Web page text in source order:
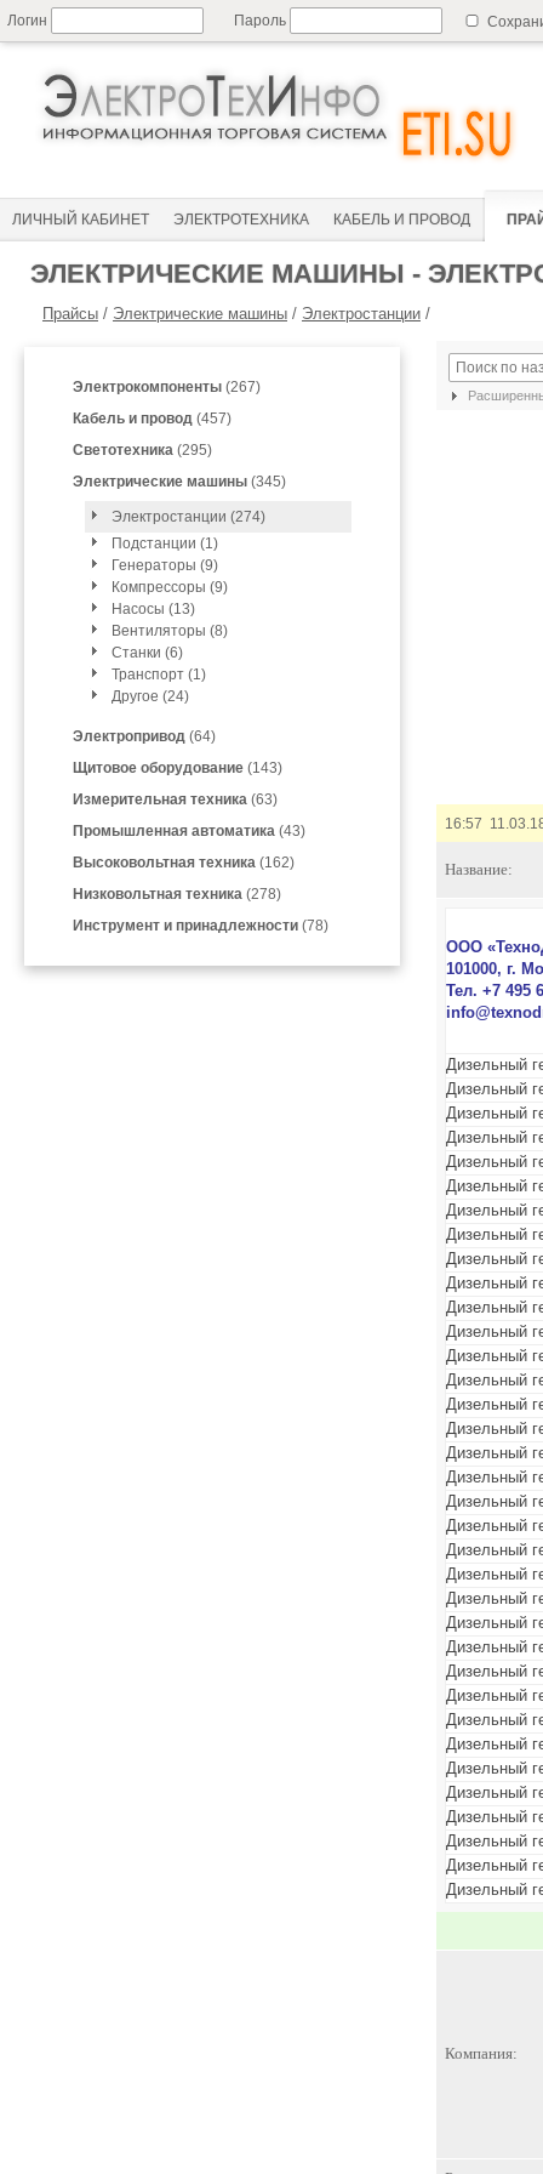
Логин Пароль
ЛИЧНЫЙ КАБИНЕТ ЭЛЕКТРОТЕХНИКА КАБЕЛЬ И ПРОВОД
ЭЛЕКТРИЧЕСКИЕ МАШИНЫ -
Прайсы / Электрические машины / Электростанции /
Электрокомпоненты (267)
Кабель и провод (457)
Светотехника (295)
Электрические машины (345)
Электростанции (274)
Подстанции (1)
Генераторы (9)
Компрессоры (9)
Насосы (13)
Вентиляторы (8)
Станки (6)
Транспорт (1)
Другое (24)
Электропривод (64)
Щитовое оборудование (143)
Измерительная техника (63)
Промышленная автоматика (43)
Высоковольтная техника (162)
Низковольтная техника (278)
Инструмент и принадлежности (78)
16:57
Название:
ООО
101000, г.
Тел. +7 495
Дизельный
Дизельный
Дизельный
Дизельный
Дизельный
Дизельный
Дизельный
Дизельный
Дизельный
Дизельный
Дизельный
Дизельный
Дизельный
Дизельный
Дизельный
Дизельный
Дизельный
Дизельный
Дизельный
Дизельный
Дизельный
Дизельный
Дизельный
Дизельный
Дизельный
Дизельный
Дизельный
Дизельный
Дизельный
Дизельный
Дизельный
Дизельный
Дизельный
Дизельный
Дизельный
Компания: